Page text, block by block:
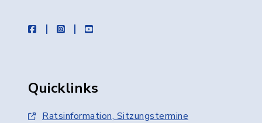
facebookinstagramyoutube
Quicklinks
Ratsinformation, Sitzungstermine